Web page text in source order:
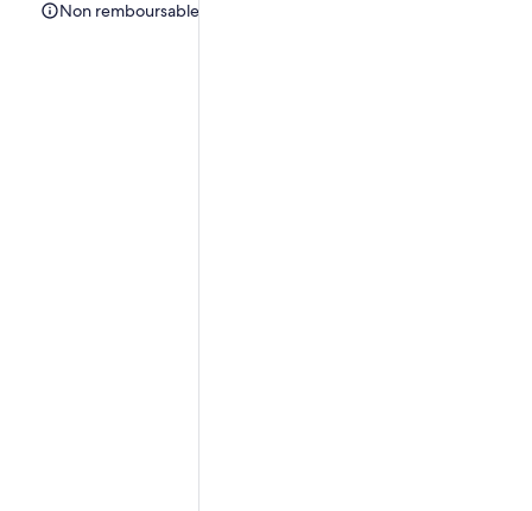
Non remboursable
Non